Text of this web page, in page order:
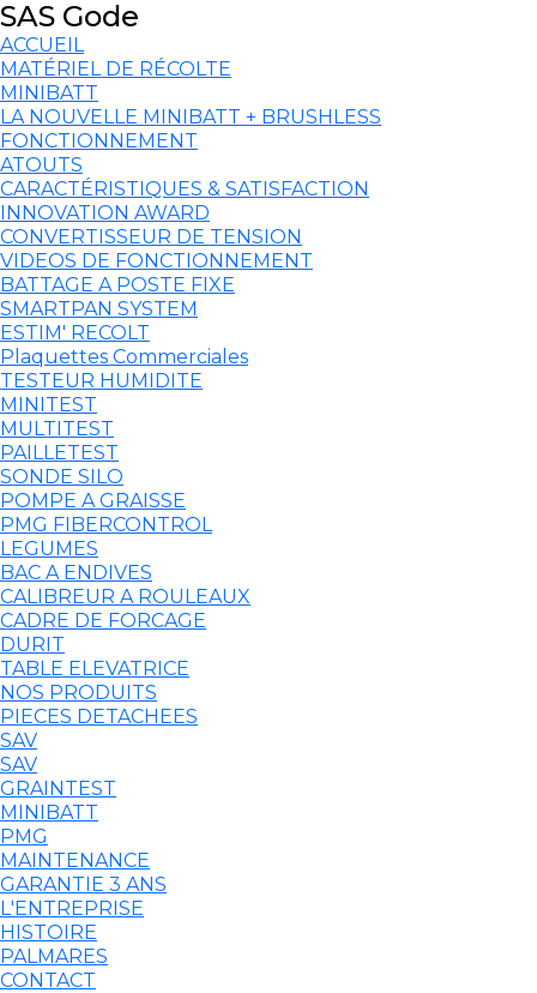
SAS Gode
ACCUEIL
MATÉRIEL DE RÉCOLTE
MINIBATT
LA NOUVELLE MINIBATT + BRUSHLESS
FONCTIONNEMENT
ATOUTS
CARACTÉRISTIQUES & SATISFACTION
INNOVATION AWARD
CONVERTISSEUR DE TENSION
VIDEOS DE FONCTIONNEMENT
BATTAGE A POSTE FIXE
SMARTPAN SYSTEM
ESTIM' RECOLT
Plaquettes Commerciales
TESTEUR HUMIDITE
MINITEST
MULTITEST
PAILLETEST
SONDE SILO
POMPE A GRAISSE
PMG FIBERCONTROL
LEGUMES
BAC A ENDIVES
CALIBREUR A ROULEAUX
CADRE DE FORCAGE
DURIT
TABLE ELEVATRICE
NOS PRODUITS
PIECES DETACHEES
SAV
SAV
GRAINTEST
MINIBATT
PMG
MAINTENANCE
GARANTIE 3 ANS
L'ENTREPRISE
HISTOIRE
PALMARES
CONTACT